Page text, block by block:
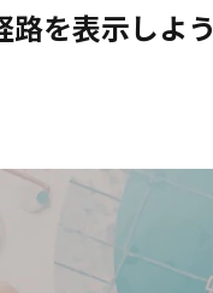
を表示しよう